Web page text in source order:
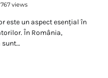
767 views
este un aspect esențial în
În România,
sunt…